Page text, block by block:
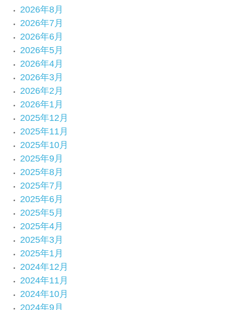
2026年8月
2026年7月
2026年6月
2026年5月
2026年4月
2026年3月
2026年2月
2026年1月
2025年12月
2025年11月
2025年10月
2025年9月
2025年8月
2025年7月
2025年6月
2025年5月
2025年4月
2025年3月
2025年1月
2024年12月
2024年11月
2024年10月
2024年9月